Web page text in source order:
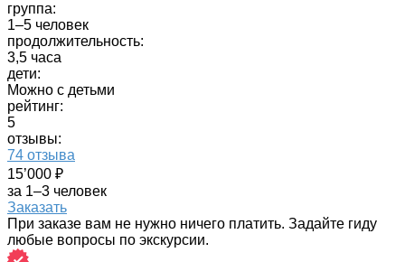
группа:
1–5 человек
продолжительность:
3,5 часа
дети:
Можно с детьми
рейтинг:
5
отзывы:
74 отзыва
15’000 ₽
за 1–3 человек
Заказать
При заказе вам не нужно ничего платить. Задайте гиду
любые вопросы по экскурсии.